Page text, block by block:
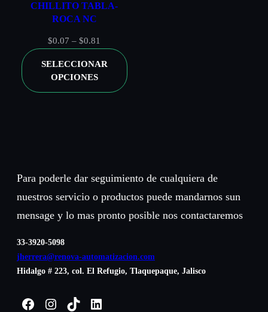
CORREO ELECTRÓNICO
Guardar mi nombre, correo electrónico y sitio web en este
navegador para la próxima vez que haga un comentario.
CHILLITO TABLA-
ROCA NC
$0.07 – $0.81
desde
SELECCIONAR
OPCIONES
Para poderle dar seguimiento de cualquiera de
nuestros servicio o productos puede mandarnos sun
mensage y lo mas pronto posible nos contactaremos
33-3920-5098
jherrera@renova-automatizacion.com
Hidalgo # 223, col. El Refugio, Tlaquepaque, Jalisco
Facebook
Instagram
TikTokLinkedIn